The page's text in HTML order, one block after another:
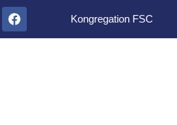
Kongregation FSC